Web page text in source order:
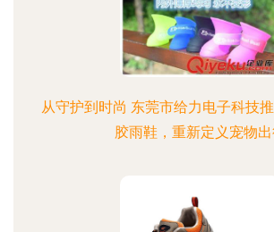
从守护到时尚 东莞市给力电子科技
胶雨鞋，重新定义宠物